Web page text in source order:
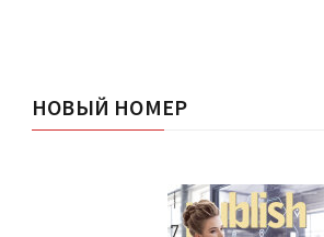
НОВЫЙ НОМЕР